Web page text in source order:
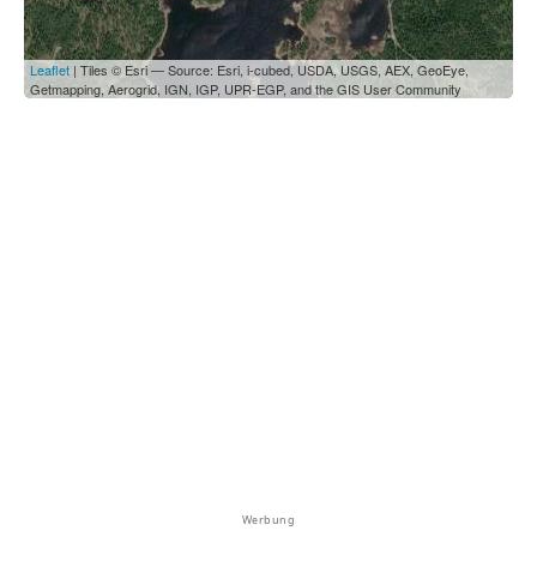
Leaflet | Tiles © Esri — Source: Esri, i-cubed, USDA, USGS, AEX, GeoEye,
Getmapping, Aerogrid, IGN, IGP, UPR-EGP, and the GIS User Community
Werbung